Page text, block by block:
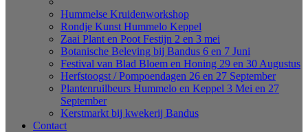
Hummelse Kruidenworkshop
Rondje Kunst Hummelo Keppel
Zaai Plant en Poot Festijn 2 en 3 mei
Botanische Beleving bij Bandus 6 en 7 Juni
Festival van Blad Bloem en Honing 29 en 30 Augustus
Herfstoogst / Pompoendagen 26 en 27 September
Plantenruilbeurs Hummelo en Keppel 3 Mei en 27
September
Kerstmarkt bij kwekerij Bandus
Contact